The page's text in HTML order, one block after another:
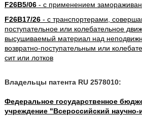
F26B5/06- с применением
F26B17/26- с транспортерами,
поступательное или колебательное
высушиваемый материал над
возвратно-поступательным или
сит или лотков
Владельцы патента RU 2578010:
Федеральное государственное
учреждение "Всероссийский научно-